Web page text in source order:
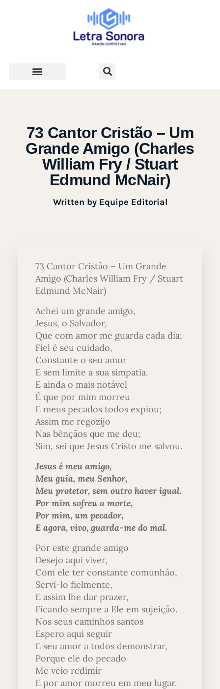
73 Cantor Cristão – Um
Grande Amigo (Charles
William Fry / Stuart
Edmund McNair)
Written byEquipe Editorial
73 Cantor Cristão – Um Grande
Amigo (Charles William Fry / Stuart
Edmund McNair)
Achei um grande amigo,
Jesus, o Salvador,
Que com amor me guarda cada dia;
Fiel é seu cuidado,
Constante o seu amor
E sem limite a sua simpatia.
E ainda o mais notável
É que por mim morreu
E meus pecados todos expiou;
Assim me regozijo
Nas bênçãos que me deu;
Sim, sei que Jesus Cristo me salvou.
Jesus é meu amigo,
Meu guia, meu Senhor,
Meu protetor, sem outro haver igual.
Por mim sofreu a morte,
Por mim, um pecador,
E agora, vivo, guarda-me do mal.
Por este grande amigo
Desejo aqui viver,
Com ele ter constante comunhão,
Serví-lo fielmente,
E assim lhe dar prazer,
Ficando sempre a Ele em sujeição.
Nos seus caminhos santos
Espero aqui seguir
E seu amor a todos demonstrar,
Porque ele do pecado
Me veio redimir
E por amor morreu em meu lugar.